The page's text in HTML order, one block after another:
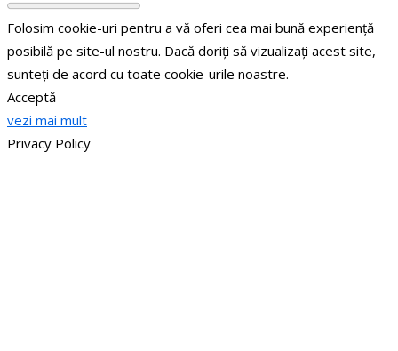
Folosim cookie-uri pentru a vă oferi cea mai bună experiență
posibilă pe site-ul nostru. Dacă doriți să vizualizați acest site,
sunteți de acord cu toate cookie-urile noastre.
Acceptă
vezi mai mult
Privacy Policy